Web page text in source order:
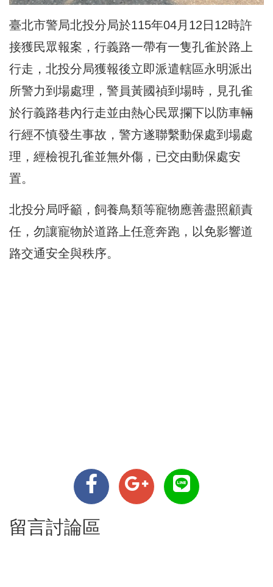
臺北市警局北投分局於115年04月12日12時許
接獲民眾報案，行義路一帶有一隻孔雀於路上
行走，北投分局獲報後立即派遣轄區永明派出
所警力到場處理，警員黃國禎到場時，見孔雀
於行義路巷內行走並由熱心民眾攔下以防車輛
行經不慎發生事故，警方遂聯繫動保處到場處
理，經檢視孔雀並無外傷，已交由動保處安
置。
北投分局呼籲，飼養鳥類等寵物應善盡照顧責
任，勿讓寵物於道路上任意奔跑，以免影響道
路交通安全與秩序。
留言討論區